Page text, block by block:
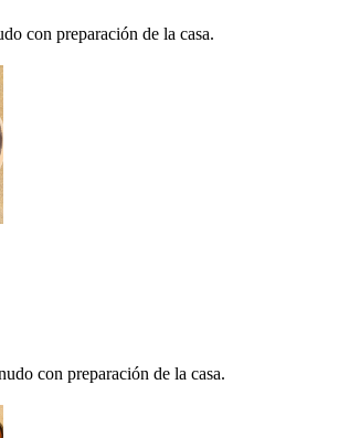
con preparación de la casa.
con preparación de la casa.